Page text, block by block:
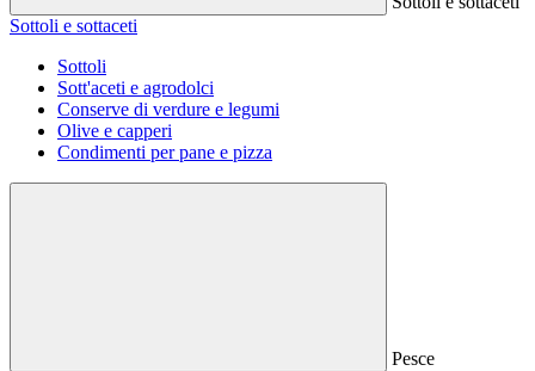
Sottoli e sottaceti
Sottoli
Sott'aceti e agrodolci
Conserve di verdure e legumi
Olive e capperi
Condimenti per pane e pizza
Pesce